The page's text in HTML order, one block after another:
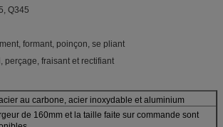
Q345
formant, poinçon, se pliant
perçage, fraisant et rectifiant
au carbone, acier inoxydable et aluminium
de 160mm et la taille faite sur commande sont